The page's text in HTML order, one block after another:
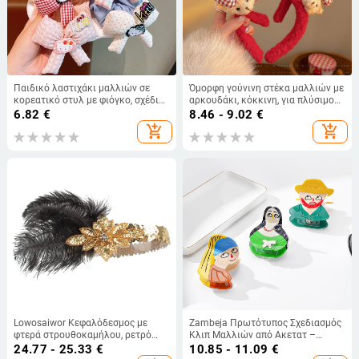
Παιδικό λαστιχάκι μαλλιών σε
κορεατικό στυλ με φιόγκο, σχέδιο
γάτας, για αλογοουρές και
6.82 €
add_shopping_cart
Όμορφη γούνινη στέκα μαλλιών με
αρκουδάκι, κόκκινη, για πλύσιμο
προσώπου και εφαρμογή μάσκας
8.46 - 9.02 €
add_shopping_cart
Lowosaiwor Κεφαλόδεσμος με
φτερά στρουθοκαμήλου, ρετρό
διακόσμηση για μασκέ πάρτι
24.77 - 25.33 €
Zambeja Πρωτότυπος Σχεδιασμός
Κλιπ Μαλλιών από Ακετατ –
Γυναικείο, Εκλεπτυσμένο και
10.85 - 11.09 €